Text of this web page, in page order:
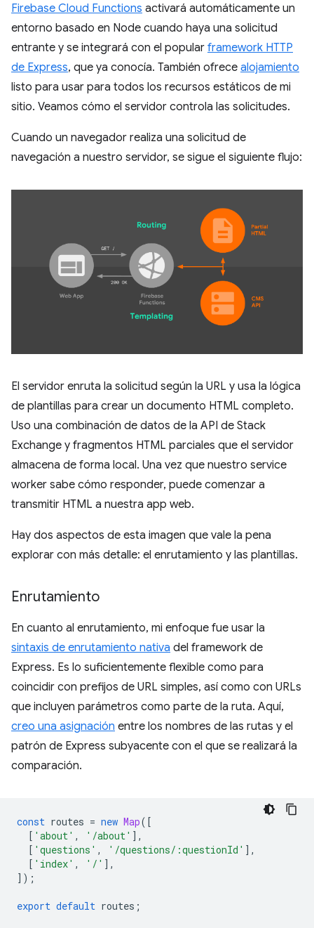
Firebase Cloud Functions activará automáticamente un
entorno basado en Node cuando haya una solicitud
entrante y se integrará con el popular framework HTTP
de Express, que ya conocía. También ofrece alojamiento
listo para usar para todos los recursos estáticos de mi
sitio. Veamos cómo el servidor controla las solicitudes.
Cuando un navegador realiza una solicitud de
navegación a nuestro servidor, se sigue el siguiente flujo:
El servidor enruta la solicitud según la URL y usa la lógica
de plantillas para crear un documento HTML completo.
Uso una combinación de datos de la API de Stack
Exchange y fragmentos HTML parciales que el servidor
almacena de forma local. Una vez que nuestro service
worker sabe cómo responder, puede comenzar a
transmitir HTML a nuestra app web.
Hay dos aspectos de esta imagen que vale la pena
explorar con más detalle: el enrutamiento y las plantillas.
Enrutamiento
En cuanto al enrutamiento, mi enfoque fue usar la
sintaxis de enrutamiento nativa del framework de
Express. Es lo suficientemente flexible como para
coincidir con prefijos de URL simples, así como con URLs
que incluyen parámetros como parte de la ruta. Aquí,
creo una asignación entre los nombres de las rutas y el
patrón de Express subyacente con el que se realizará la
comparación.
const routes = new Map([
[ 'about' , '/about' ],
[ 'questions' , '/questions/:questionId' ],
[ 'index' , '/' ],
]);
export default routes ;